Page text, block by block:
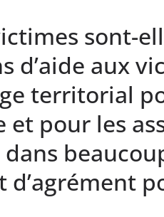
sont-
d’aide aux
territorial
et pour les
d’agrément